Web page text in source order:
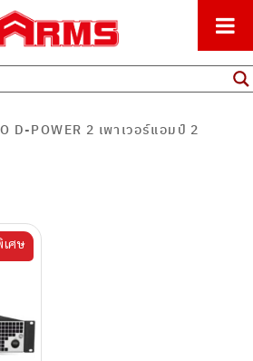
ด ตั้งแต่เริ่มต้นถึงมืออาชีพ
D-POWER 2 เพาเวอร์แอมป์ 2
ศษ